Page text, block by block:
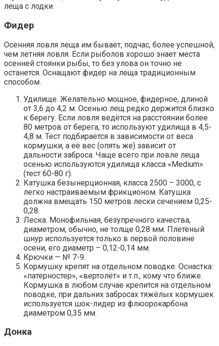
леща с лодки.
Фидер
Осенняя ловля леща им бывает, подчас, более успешной,
чем летняя ловля. Если рыболов хорошо знает места
осенней стоянки рыбы, то без улова он точно не
останется. Оснащают фидер на леща традиционным
способом.
Удилище. Желательно мощное, фидерное, длиной
от 3,6 до 4,2 м. Осенью лещ редко держится близко
к берегу. Если ловля ведётся на расстоянии более
80 метров от берега, то используют удилища в 4,5-
4,8 м. Тест подбирается в зависимости от веса
кормушки, а её вес (опять же) зависит от
дальности заброса. Чаще всего при ловле леща
осенью используются удилища класса «Medium»
(тест 60-80 г).
Катушка безынерционная, класса 2500 – 3000, с
легко настраиваемым фрикционом. Катушка
должна вмещать 150 метров лески сечением 0,25-
0,28.
Леска. Монофильная, безупречного качества,
диаметром, обычно, не толще 0,28 мм. Плетёный
шнур используется только в первой половине
осени, его диаметр – 0,12-0,14 мм.
Крючки — № 7-9.
Кормушку крепят на отдельном поводке. Оснастка:
«патерностер», «вертолёт» и т.п., кому что ближе.
Кормушка в любом случае крепится на отдельном
поводке, при дальних забросах тяжёлых кормушек
используется шок-лидер из флюорокарбона
диаметром 0,35 мм.
Донка